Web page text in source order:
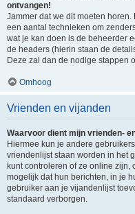
ontvangen!
Jammer dat we dit moeten
een aantal technieken om
wat je kan doen is de beheerder
de headers (hierin staan de
Deze zal dan de nodige stappen
Omhoog
Vrienden en vijanden
Waarvoor dient mijn vrienden-
Hiermee kun je andere
vriendenlijst staan worden in het
kunt controleren of ze online zijn,
mogelijk dat hun berichten, in je
gebruiker aan je vijandenlijst
standaard verborgen.